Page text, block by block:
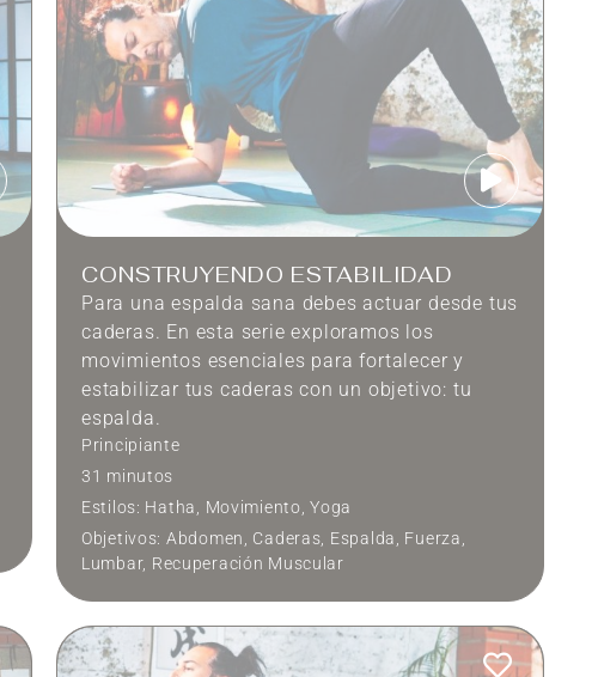
CONSTRUYENDO ESTABILIDAD
Para una espalda sana debes actuar desde tus
caderas. En esta serie exploramos los
movimientos esenciales para fortalecer y
estabilizar tus caderas con un objetivo: tu
espalda.
Principiante
31 minutos
Estilos: Hatha, Movimiento,Yoga
Objetivos: Abdomen, Caderas, Espalda, Fuerza,
Lumbar, Recuperación Muscular